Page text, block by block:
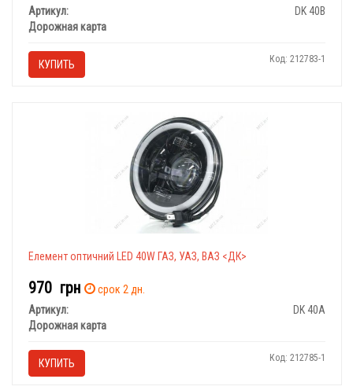
Артикул:
DK 40B
Дорожная карта
КУПИТЬ Код: 212783-1
Елемент оптичний LED 40W ГАЗ, УАЗ, ВАЗ <ДК>
970 грн
срок 2 дн.
Артикул:
DK 40А
Дорожная карта
КУПИТЬ Код: 212785-1